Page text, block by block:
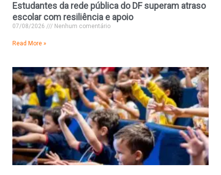
Estudantes da rede pública do DF superam atraso
escolar com resiliência e apoio
07/08/2026 Nenhum comentário
Read More »